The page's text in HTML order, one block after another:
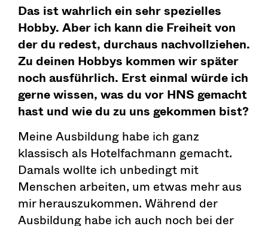
Das ist wahrlich ein sehr spezielles
Hobby. Aber ich kann die Freiheit von
der du redest, durchaus nachvollziehen.
Zu deinen Hobbys kommen wir später
noch ausführlich. Erst einmal würde ich
gerne wissen, was du vor HNS gemacht
hast und wie du zu uns gekommen bist?
Meine Ausbildung habe ich ganz
klassisch als Hotelfachmann gemacht.
Damals wollte ich unbedingt mit
Menschen arbeiten, um etwas mehr aus
mir herauszukommen. Während der
Ausbildung habe ich auch noch bei der